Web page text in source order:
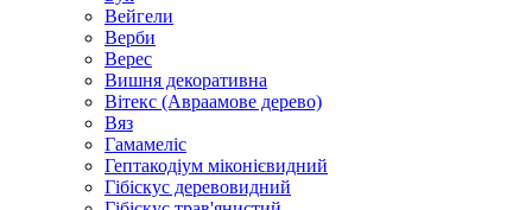
Вейгели
Верби
Верес
Вишня декоративна
Вітекс (Авраамове дерево)
Вяз
Гамамеліс
Гептакодіум міконієвидний
Гібіскус деревовидний